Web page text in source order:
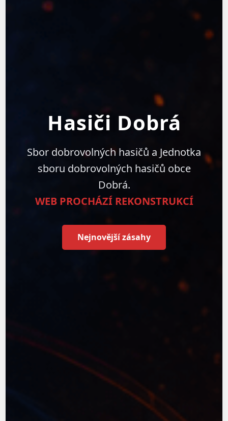
Hasiči Dobrá
Sbor dobrovolných hasičů a Jednotka
sboru dobrovolných hasičů obce
Dobrá.
WEB PROCHÁZÍ REKONSTRUKCÍ
Nejnovější zásahy